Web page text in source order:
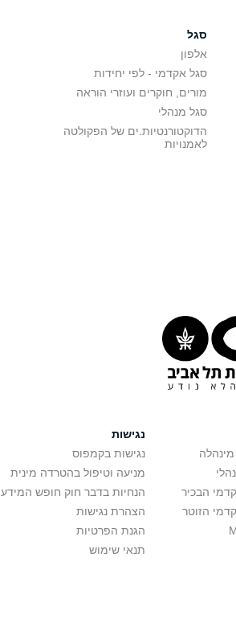
סגל
אלפון
סגל אקדמי - לפי יחידות
מורים, חוקרים ועוזרי הוראה
סגל מנהלי
הדוקטורנטיות.ים של הפקולטה
לאמנויות
הבכיר
הזוטר
נגישות
נגישות בקמפוס
מניעה וטיפול בהטרדה מינית
הנחיות בדבר חוק חופש המידע
הצהרת נגישות
הגנת הפרטיות
תנאי שימוש